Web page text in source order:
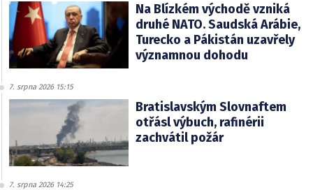
Na Blízkém východě vzniká
druhé NATO. Saudská Arábie,
Turecko a Pákistán uzavřely
významnou dohodu
7. srpna 2026 15:15
Bratislavským Slovnaftem
otřásl výbuch, rafinérii
zachvátil požár
7. srpna 2026 14:25